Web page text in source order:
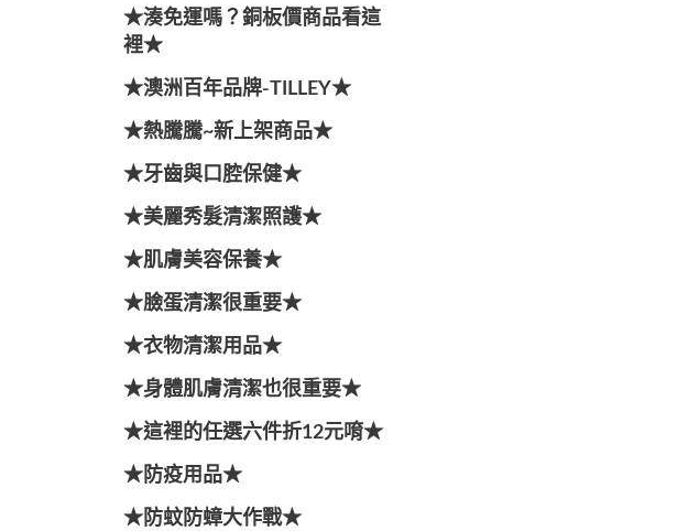
★湊免運嗎？銅板價商品看這
裡★
★澳洲百年品牌-TILLEY★
★熱騰騰~新上架商品★
★牙齒與口腔保健★
★美麗秀髮清潔照護★
★肌膚美容保養★
★臉蛋清潔很重要★
★衣物清潔用品★
★身體肌膚清潔也很重要★
★這裡的任選六件折12元唷★
★防疫用品★
★防蚊防蟑大作戰★